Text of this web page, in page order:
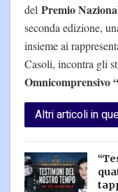
del Premio
seconda edizione,
insieme ai
Casoli, incontra gli
Omnicomprensivo
Altri articoli in